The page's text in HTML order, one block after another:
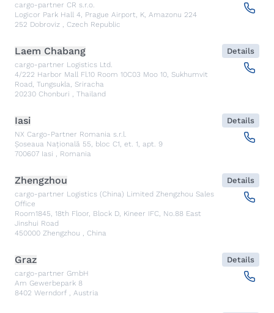
cargo-partner CR s.r.o.
Logicor Park Hall 4, Prague Airport, K, Amazonu 224
252 Dobroviz , Czech Republic
Laem Chabang
cargo-partner Logistics Ltd.
4/222 Harbor Mall Fl.10 Room 10C03 Moo 10, Sukhumvit
Road, Tungsukla, Sriracha
20230 Chonburi , Thailand
Details
Iasi
NX Cargo-Partner Romania s.r.l.
Șoseaua Națională 55, bloc C1, et. 1, apt. 9
700607 Iasi , Romania
Details
Zhengzhou
cargo-partner Logistics (China) Limited Zhengzhou Sales
Office
Room1845, 18th Floor, Block D, Kineer IFC, No.88 East
Jinshui Road
450000 Zhengzhou , China
Details
Graz
cargo-partner GmbH
Am Gewerbepark 8
8402 Werndorf , Austria
Details